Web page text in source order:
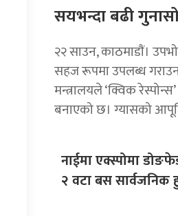
सयभन्दा बढी
२२ साउन, काठमाडाैं।
सहज रूपमा उपलब्ध गराउन
मन्त्रालयले ‘क्विक
बनाएको छ। ग्यासको
नाईमा एक्स्पोमा
२ वटा बस सार्वजनिक